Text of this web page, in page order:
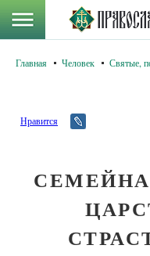
Главная Человек Святые,
Нравится